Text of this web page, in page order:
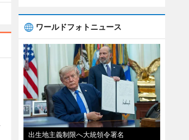
ワールドフォトニュース
出生地主義制限へ大統領令署名